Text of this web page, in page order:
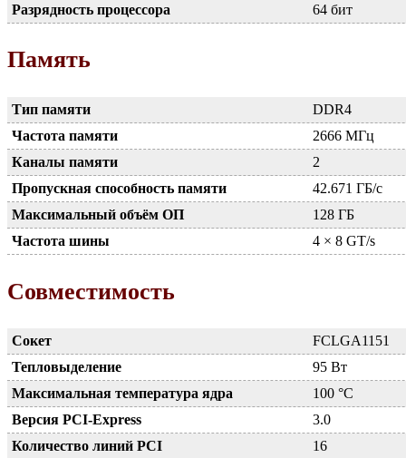
Разрядность процессора
64 бит
Память
Тип памяти
DDR4
Частота памяти
2666 МГц
Каналы памяти
2
Пропускная способность памяти
42.671 ГБ/с
Максимальный объём ОП
128 ГБ
Частота шины
4 × 8 GT/s
Совместимость
Сокет
FCLGA1151
Тепловыделение
95 Вт
Максимальная температура ядра
100 °C
Версия PCI-Express
3.0
Количество линий PCI
16